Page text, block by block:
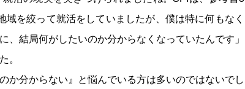
を絞って就活をしていましたが、僕は特に何もなく
結局何がしたいのか分からなくなっていたんです」
。
か分からない』と悩んでいる方は多いのではないでし